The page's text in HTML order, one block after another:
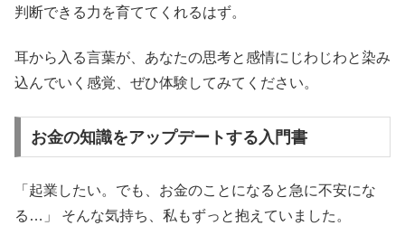
判断できる力を育ててくれるはず。
耳から入る言葉が、あなたの思考と感情にじわじわと染み
込んでいく感覚、ぜひ体験してみてください。
お金の知識をアップデートする入門書
「起業したい。でも、お金のことになると急に不安にな
る…」 そんな気持ち、私もずっと抱えていました。